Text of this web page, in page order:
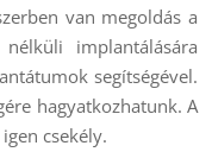
van megoldás a
implantálására
segítségével.
hagyatkozhatunk. A
csekély.